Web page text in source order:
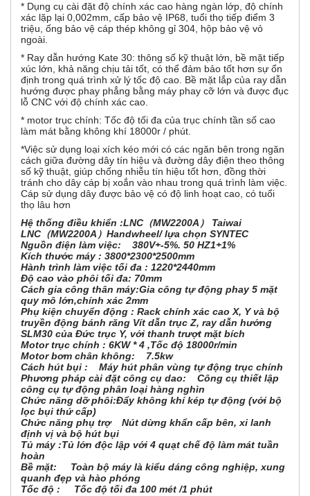
* Dụng cụ cài đặt độ chính xác cao hàng ngàn lớp, độ chính
xác lặp lại 0,002mm, cấp bảo vệ IP68, tuổi thọ tiếp điểm 3
triệu, ống bảo vệ cáp thép không gỉ 304, hộp bảo vệ vỏ
ngoài.
* Ray dẫn hướng Kate 30: thông số kỹ thuật lớn, bề mặt tiếp
xúc lớn, khả năng chịu tải tốt, có thể đảm bảo tốt hơn sự ổn
định trong quá trình xử lý tốc độ cao. Bề mặt lắp của ray dẫn
hướng được phay phẳng bằng máy phay cỡ lớn và được đục
lỗ CNC với độ chính xác cao.
* motor trục chính: Tốc độ tối đa của trục chính tần số cao
làm mát bằng không khí 18000r / phút.
*Việc sử dụng loại xích kéo mới có các ngăn bên trong ngăn
cách giữa đường dây tín hiệu và đường dây điện theo thông
số kỹ thuật, giúp chống nhiễu tín hiệu tốt hơn, đồng thời
tránh cho dây cáp bị xoắn vào nhau trong quá trình làm việc.
Cáp sử dụng dây được bảo vệ có độ linh hoạt cao, có tuổi
thọ lâu hơn
Hệ thống điều khiển :LNC（MW2200A） Taiwai
LNC（MW2200A）Handwheel/ lựa chọn SYNTEC
Nguồn điện làm việc: 380V+-5%. 50 HZ1+1%
Kích thước máy : 3800*2300*2500mm
Hành trình làm việc tối đa : 1220*2440mm
Độ cao vào phôi tối đa: 70mm
Cách gia công thân máy:Gia công tự động phay 5 mặt
quy mô lớn,chính xác 2mm
Phụ kiện chuyển động : Rack chính xác cao X, Y và bộ
truyền động bánh răng Vít dẫn trục Z, ray dẫn hướng
SLM30 của Đức trục Y, với thanh trượt mặt bích
Motor trục chính : 6KW * 4 ,Tốc độ 18000r/min
Motor bơm chân không: 7.5kw
Cách hút bụi : Máy hút phân vùng tự động trục chính
Phương pháp cài đặt công cụ dao: Công cụ thiết lập
công cụ tự động phân loại hàng nghìn
Chức năng dỡ phôi:Đẩy không khí kép tự động (với bộ
lọc bụi thứ cấp)
Chức năng phụ trợ Nút dừng khẩn cấp bên, xi lanh
định vị và bộ hút bụi
Tủ máy :Tủ lớn độc lập với 4 quạt chế độ làm mát tuần
hoàn
Bề mặt: Toàn bộ máy là kiểu dáng công nghiệp, xung
quanh đẹp và hào phóng
Tốc độ : Tốc độ tối đa 100 mét /1 phút